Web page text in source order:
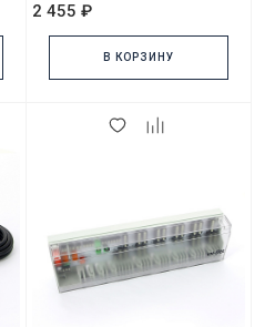
2 455 ₽
В КОРЗИНУ